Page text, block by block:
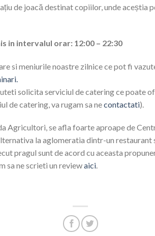
de joacă destinat copiilor, unde aceștia
in intervalul orar: 12:00 – 22:30
si meniurile noastre zilnice ce pot fi
solicita serviciul de catering ce poate
de catering, va rugam sa necontactati).
Agricultori, se afla foarte aproape de
la aglomeratia dintr-un restaurant
pragul sunt de acord cu aceasta
sa ne scrieti un reviewaici.